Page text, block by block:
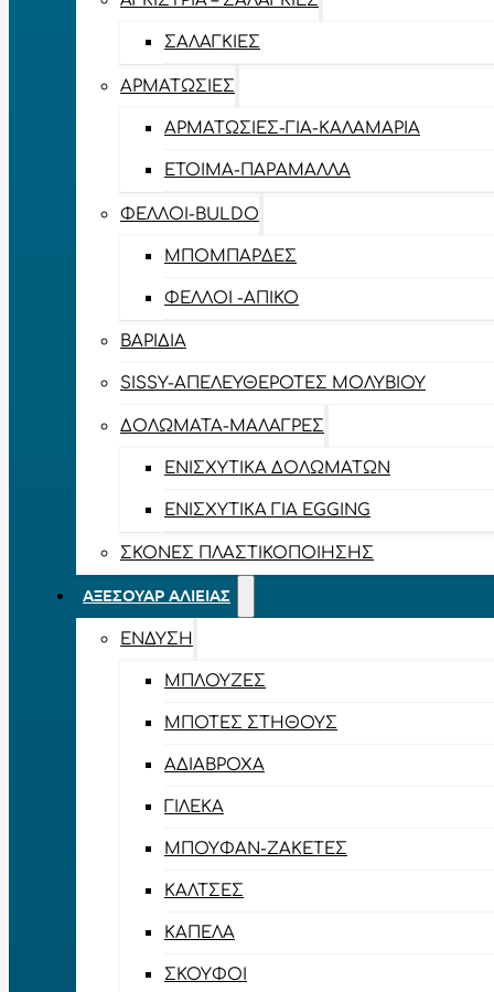
ΣΑΛΑΓΚΙΈΣ
ΑΡΜΑΤΩΣΙΈΣ
ΑΡΜΑΤΩΣΙΈΣ-ΓΙΑ-ΚΑΛΑΜΆΡΙΑ
ΈΤΟΙΜΑ-ΠΑΡΆΜΑΛΛΑ
ΦΕΛΛΟΊ-BULDO
ΜΠΟΜΠΆΡΔΕΣ
ΦΕΛΛΟΊ -ΑΠΊΚΟ
ΒΑΡΊΔΙΑ
SISSY-ΑΠΕΛΕΥΘΕΡΟΤΈΣ ΜΟΛΥΒΙΟΎ
ΔΟΛΏΜΑΤΑ-ΜΑΛΆΓΡΕΣ
ΕΝΙΣΧΥΤΙΚΆ ΔΟΛΩΜΆΤΩΝ
ΕΝΙΣΧΥΤΙΚΆ ΓΙΑ EGGING
ΣΚΌΝΕΣ ΠΛΑΣΤΙΚΟΠΟΊΗΣΗΣ
ΑΞΕΣΟΥΆΡ ΑΛΙΕΊΑΣ
ΈΝΔΥΣΗ
ΜΠΛΟΎΖΕΣ
ΜΠΌΤΕΣ ΣΤΉΘΟΥΣ
ΑΔΙΆΒΡΟΧΑ
ΓΙΛΈΚΑ
ΜΠΟΥΦΆΝ-ΖΑΚΈΤΕΣ
ΚΆΛΤΣΕΣ
ΚΑΠΈΛΑ
ΣΚΟΎΦΟΙ